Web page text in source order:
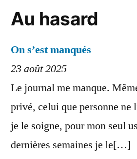
Au hasard
On s’est manqués
23 août 2025
Le journal me manque.
privé, celui que personne ne
je le soigne, pour mon seul
dernières semaines je le[…]